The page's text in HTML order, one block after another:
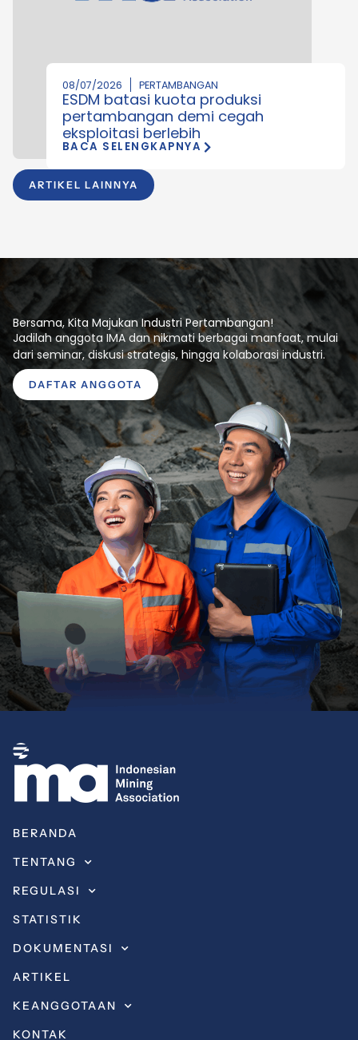
ARTIKEL LAINNYA
08/07/2026 PERTAMBANGAN
ESDM batasi kuota produksi
pertambangan demi cegah
eksploitasi berlebih
BACA SELENGKAPNYA
Bersama, Kita Majukan Industri Pertambangan!
Jadilah anggota IMA dan nikmati berbagai manfaat, mulai
dari seminar, diskusi strategis, hingga kolaborasi industri.
DAFTAR ANGGOTA
BERANDA
TENTANG
REGULASI
STATISTIK
DOKUMENTASI
ARTIKEL
KEANGGOTAAN
KONTAK